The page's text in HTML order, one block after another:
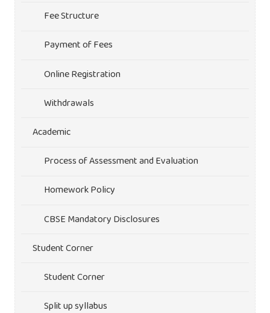
Fee Structure
Payment of Fees
Online Registration
Withdrawals
Academic
Process of Assessment and Evaluation
Homework Policy
CBSE Mandatory Disclosures
Student Corner
Student Corner
Split up syllabus